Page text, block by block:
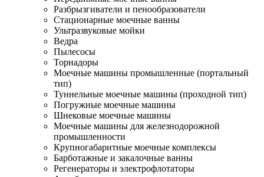
Разбрызгиватели и пенообразователи
Стационарные моечные ванны
Ультразвуковые мойки
Ведра
Пылесосы
Торнадоры
Моечные машины промышленные (портальный
тип)
Туннельные моечные машины (проходной тип)
Погружные моечные машины
Шнековые моечные машины
Моечные машины для железнодорожной
промышленности
Крупногабаритные моечные комплексы
Барботажные и закалочные ванны
Регенераторы и электрофлотаторы